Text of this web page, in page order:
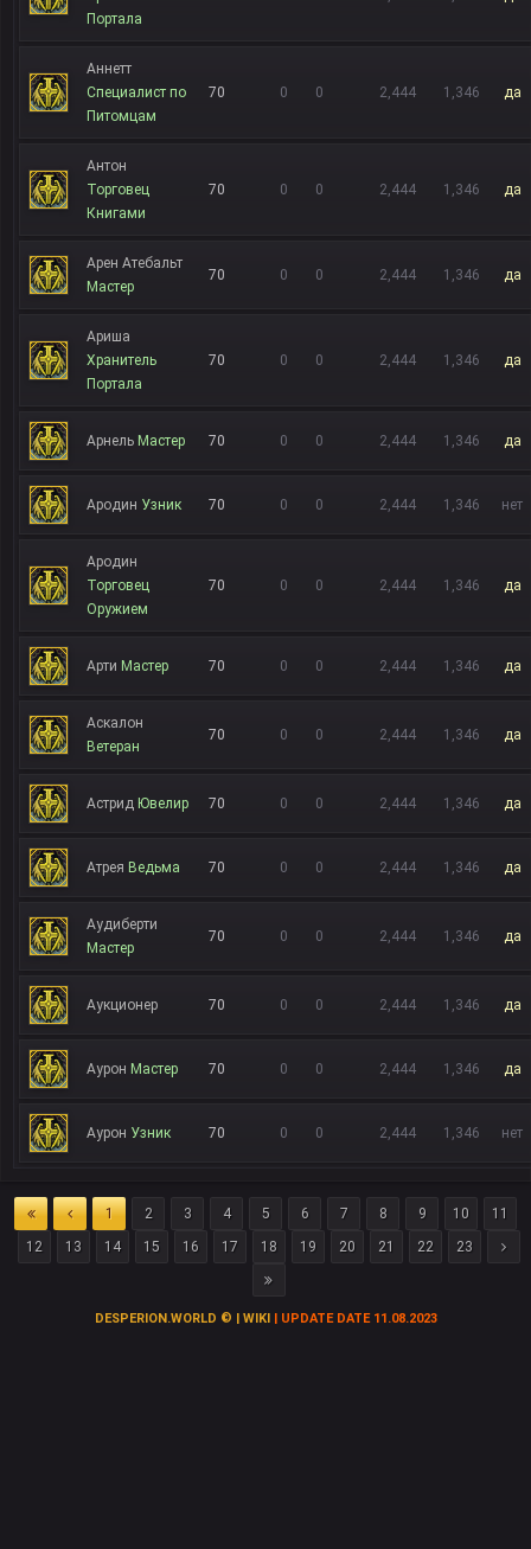
Портала
Аннетт
Специалист по
Питомцам
70 0 0 2,444 1,346 да
Антон
Торговец
Книгами
70 0 0 2,444 1,346 да
Арен Атебальт
Мастер
70 0 0 2,444 1,346 да
Ариша
Хранитель
Портала
70 0 0 2,444 1,346 да
Арнель Мастер 70 0 0 2,444 1,346 да
Ародин Узник 70 0 0 2,444 1,346 нет
Ародин
Торговец
Оружием
70 0 0 2,444 1,346 да
Арти Мастер 70 0 0 2,444 1,346 да
Аскалон
Ветеран
70 0 0 2,444 1,346 да
Астрид Ювелир 70 0 0 2,444 1,346 да
Атрея Ведьма 70 0 0 2,444 1,346 да
Аудиберти
Мастер
70 0 0 2,444 1,346 да
Аукционер 70 0 0 2,444 1,346 да
Аурон Мастер 70 0 0 2,444 1,346 да
Аурон Узник 70 0 0 2,444 1,346 нет
1 2 3 4 5 6 7 8 9 10
11
12
13 14 15 16 17 18 19 20 21 22 23
DESPERION.WORLD © | WIKI | UPDATE DATE 11.08.2023